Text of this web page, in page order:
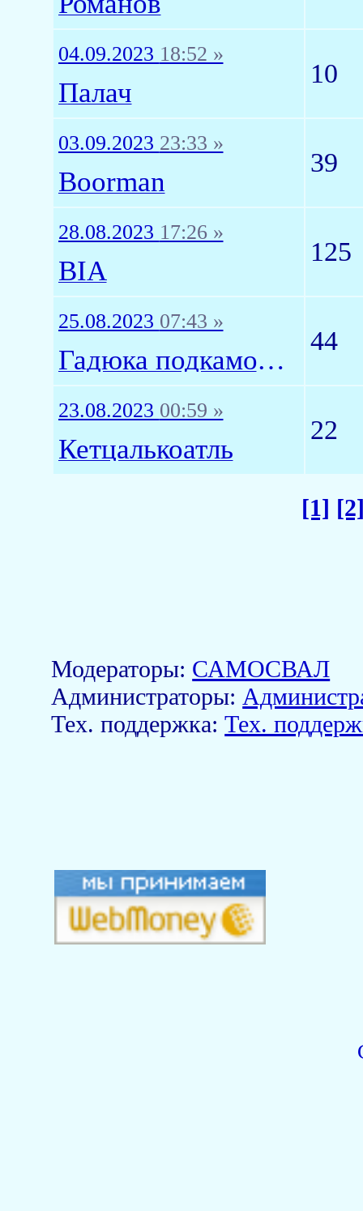
04.09.2023 18:52 »
Палач
10
03.09.2023 23:33 »
Boorman
39
28.08.2023 17:26 »
BIA
125
25.08.2023 07:43 »
Гадюка подкамодная
44
23.08.2023 00:59 »
Кетцалькоатль
22
[1]
Модераторы: САМОСВАЛ
Aдминистраторы:
Тех. поддержка:Тех.